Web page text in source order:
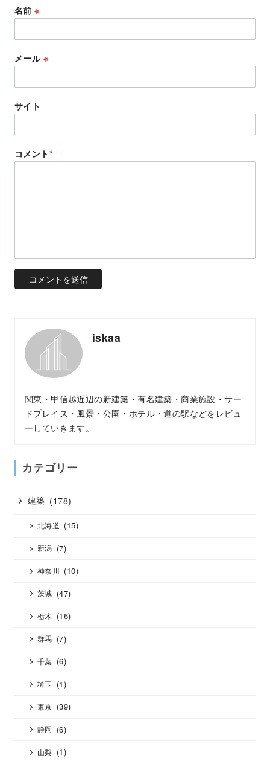
名前※
メール ※
サイト
コメント*
iskaa
関東・甲信越近辺の新建築・有名建築・商業施設・サー
ドプレイス・風景・公園・ホテル・道の駅などをレビュ
ーしていきます。
カテゴリー
建築 (178)
北海道 (15)
新潟 (7)
神奈川 (10)
茨城 (47)
栃木 (16)
群馬 (7)
千葉 (6)
埼玉 (1)
東京 (39)
静岡 (6)
山梨 (1)